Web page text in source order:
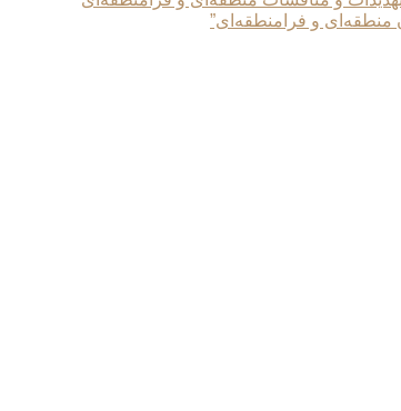
منطقه‌ای و فرامنطقه‌ای”